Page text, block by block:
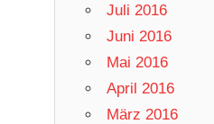
Juli 2016
Juni 2016
Mai 2016
April 2016
März 2016